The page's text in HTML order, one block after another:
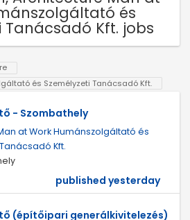
és
Tanácsadó Kft. jobs
és Személyzeti Tanácsadó Kft.
- Szombathely
at Work Humánszolgáltató és
Kft.
published yesterday
(építőipari generálkivitelezés)